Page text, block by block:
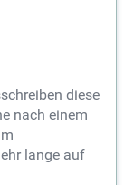
diese
nach einem
lange auf